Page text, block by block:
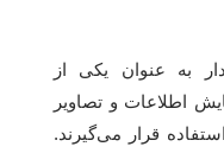
به عنوان یکی از
اطلاعات و تصاویر
قرار می‌گیرند.